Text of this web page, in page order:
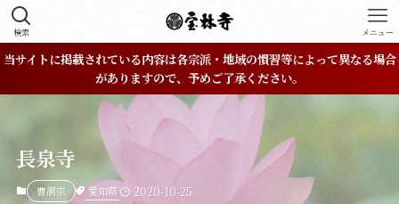
検索 メニュー
当サイトに掲載されている内容は各宗派・地域の慣習等によって異なる場合
がありますので、予めご了承ください。
長泉寺
曹洞宗 愛知県 2020-10-25